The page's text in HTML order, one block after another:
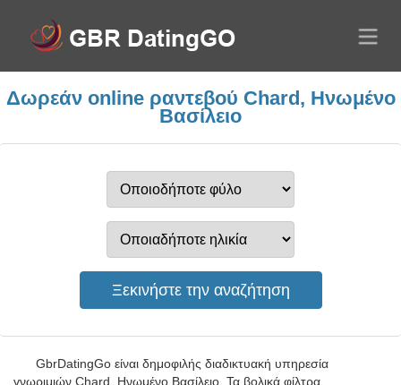
Δωρεάν online ραντεβού Chard, Ηνωμένο
Βασίλειο
GbrDatingGo είναι δημοφιλής διαδικτυακή υπηρεσία
γνωριμιών Chard, Ηνωμένο Βασίλειο. Τα βολικά φίλτρα